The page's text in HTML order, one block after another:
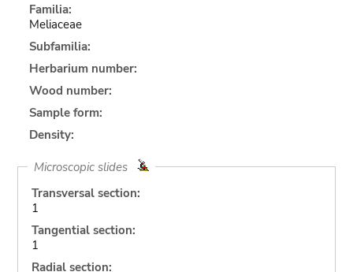
Familia:
Meliaceae
Subfamilia:
Herbarium number:
Wood number:
Sample form:
Density:
Microscopic slides
Transversal section:
1
Tangential section:
1
Radial section: